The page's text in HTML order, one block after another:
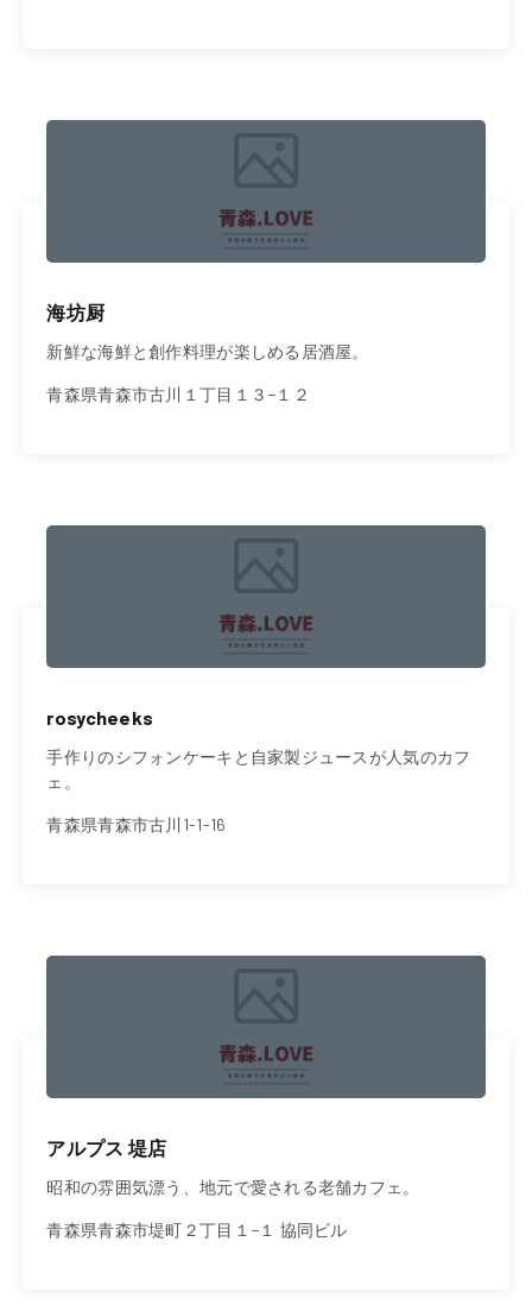
海坊厨
新鮮な海鮮と創作料理が楽しめる居酒屋。
青森県青森市古川１丁目１３−１２
rosycheeks
手作りのシフォンケーキと自家製ジュースが人気のカフ
ェ。
青森県青森市古川1-1-16
アルプス 堤店
昭和の雰囲気漂う、地元で愛される老舗カフェ。
青森県青森市堤町２丁目１−１ 協同ビル